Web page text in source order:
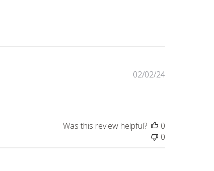
Published
02/02/24
Was this review helpful?
0
0